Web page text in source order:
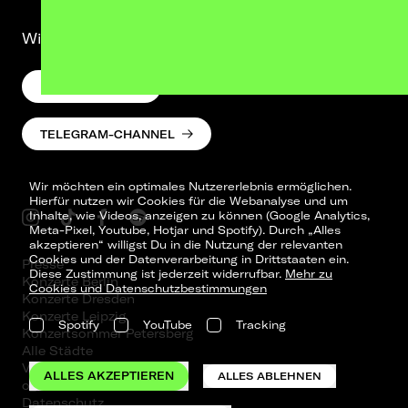
Wir möchten ein optimales Nutzererlebnis ermöglichen.
Hierfür nutzen wir Cookies für die Webanalyse und um
Inhalte, wie Videos, anzeigen zu können (Google Analytics,
Meta-Pixel, Youtube, Hotjar und Spotify). Durch „Alles
akzeptieren“ willigst Du in die Nutzung der relevanten
Cookies und der Datenverarbeitung in Drittstaaten ein.
Diese Zustimmung ist jederzeit widerrufbar. Mehr zu
Cookies und Datenschutzbestimmungen
Spotify YouTube Tracking
ALLES AKZEPTIEREN ALLES ABLEHNEN
Wir lassen was hören. Versprochen.
TELEGRAM-CHANNEL
Presse
Konzerte Berlin
Konzerte Dresden
Konzerte Leipzig
Konzertsommer Petersberg
Alle Städte
Vergangene Shows
o_team
Datenschutz